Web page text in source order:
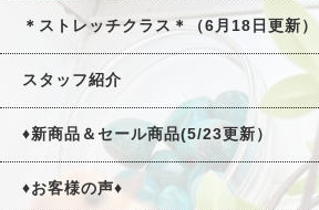
＊ストレッチクラス＊（6月18日更新）
スタッフ紹介
♦新商品＆セール商品(5/23更新）
♦お客様の声♦